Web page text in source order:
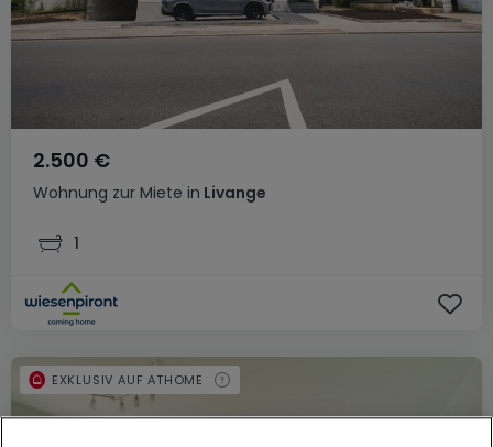
Wohnung zur Miete in Livange
2.500 €
1
EXKLUSIV AUF ATHOME